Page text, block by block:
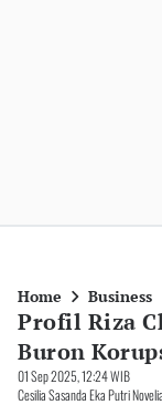
Home Business
Profil Riza
Buron
01 Sep 2025, 12:24 WIB
Cesilia Sasanda Eka Putri